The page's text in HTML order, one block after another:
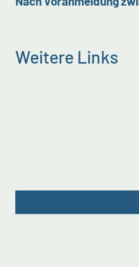
Weitere Links